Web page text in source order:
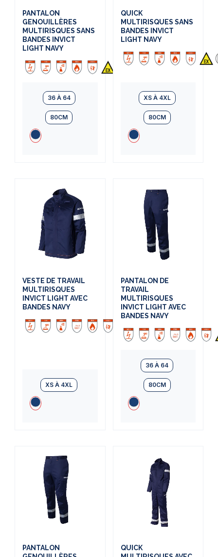
PANTALON
GENOUILLÈRES
MULTIRISQUES SANS
BANDES INVICT
LIGHT NAVY
36 À 64
80CM
QUICK
MULTIRISQUES SANS
BANDES INVICT
LIGHT NAVY
XS À 4XL
80CM
VESTE DE TRAVAIL
MULTIRISQUES
INVICT LIGHT AVEC
BANDES NAVY
XS À 4XL
PANTALON DE
TRAVAIL
MULTIRISQUES
INVICT LIGHT AVEC
BANDES NAVY
36 À 64
80CM
PANTALON
QUICK